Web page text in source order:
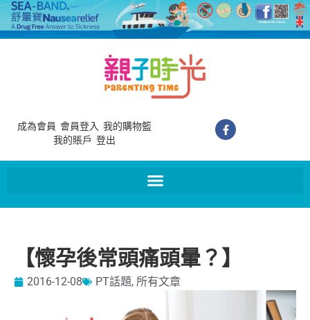
成為會員 會員登入 我的購物籃
我的賬戶 登出
【懷孕後常頭痛頭暈？】
2016-12-08 PT話題, 所有文章